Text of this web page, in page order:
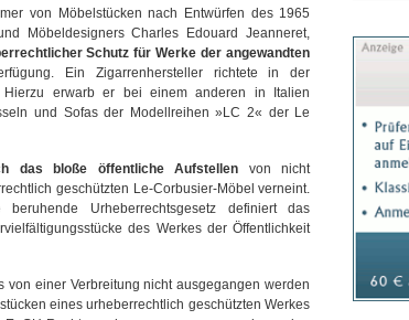
von Möbelstücken nach Entwürfen des 1965
Möbeldesigners Charles Edouard Jeanneret,
Schutz für Werke der angewandten
Ein Zigarrenhersteller richtete in der
erwarb er bei einem anderen in Italien
und Sofas der Modellreihen »LC 2« der Le
das bloße öffentliche Aufstellen von nicht
geschützten Le-Corbusier-Möbel verneint.
Urheberrechtsgesetz definiert das
des Werkes der Öffentlichkeit
von einer Verbreitung nicht ausgegangen werden
eines urheberrechtlich geschützten Werkes